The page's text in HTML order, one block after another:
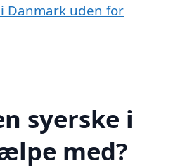
Danmark uden for
syerske i
med?